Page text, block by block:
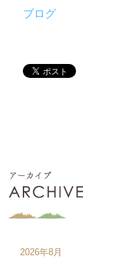
ブログ
2026年8月